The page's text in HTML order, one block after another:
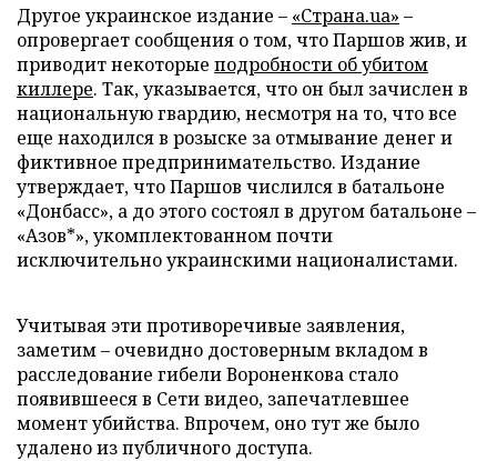
Другое украинское издание – «Страна.ua» –
опровергает сообщения о том, что Паршов жив, и
приводит некоторые подробности об убитом
киллере. Так, указывается, что он был зачислен в
национальную гвардию, несмотря на то, что все
еще находился в розыске за отмывание денег и
фиктивное предпринимательство. Издание
утверждает, что Паршов числился в батальоне
«Донбасс», а до этого состоял в другом батальоне –
«Азов*», укомплектованном почти
исключительно украинскими националистами.
Учитывая эти противоречивые заявления,
заметим – очевидно достоверным вкладом в
расследование гибели Вороненкова стало
появившееся в Сети видео, запечатлевшее
момент убийства. Впрочем, оно тут же было
удалено из публичного доступа.